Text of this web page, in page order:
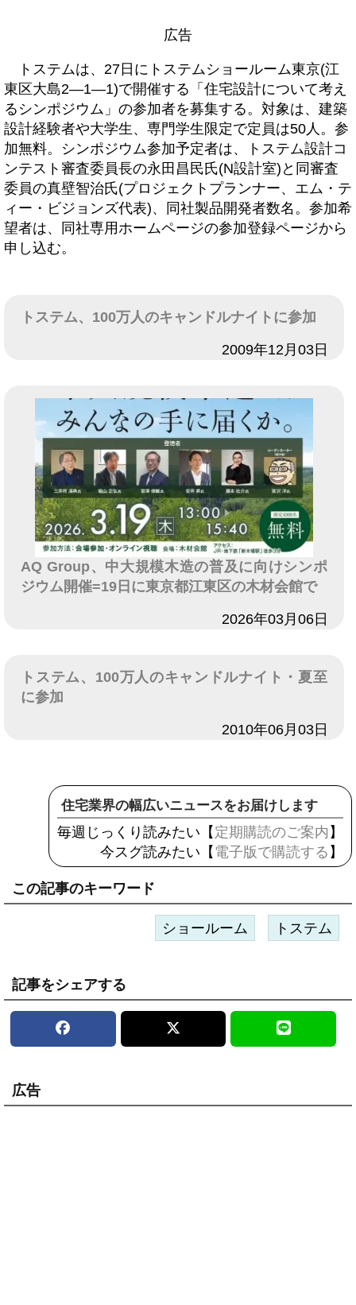
広告
トステムは、27日にトステムショールーム東京(江
東区大島2―1―1)で開催する「住宅設計について考え
るシンポジウム」の参加者を募集する。対象は、建築
設計経験者や大学生、専門学生限定で定員は50人。参
加無料。シンポジウム参加予定者は、トステム設計コ
ンテスト審査委員長の永田昌民氏(N設計室)と同審査
委員の真壁智治氏(プロジェクトプランナー、エム・テ
ィー・ビジョンズ代表)、同社製品開発者数名。参加希
望者は、同社専用ホームページの参加登録ページから
申し込む。
トステム、100万人のキャンドルナイトに参加
2009年12月03日
AQ Group、中大規模木造の普及に向けシンポ
ジウム開催=19日に東京都江東区の木材会館で
2026年03月06日
トステム、100万人のキャンドルナイト・夏至
に参加
2010年06月03日
住宅業界の幅広いニュースをお届けします
毎週じっくり読みたい【 定期購読のご案内 】
今スグ読みたい【 電子版で購読する 】
この記事のキーワード
ショールーム トステム
記事をシェアする
広告